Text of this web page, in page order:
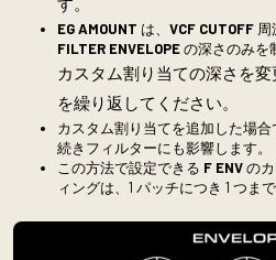
EG AMOUNT は、 VCF CUTOFF 周
FILTER ENVELOPEの深さのみを
カスタム割り当ての深さを
を繰り返してください。
カスタム割り当てを追加した場合
続きフィルターにも影響します。
この方法で設定できる F ENVの
ィングは、1 パッチにつき 1 つまで